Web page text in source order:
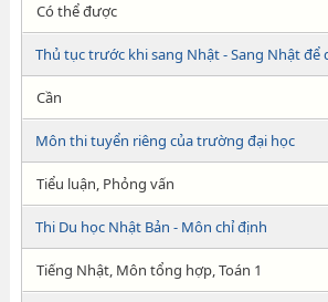
Có thể được
Thủ tục trước khi sang Nhật - Sang Nhật để
Cần
Môn thi tuyển riêng của trường đại học
Tiểu luận, Phỏng vấn
Thi Du học Nhật Bản - Môn chỉ định
Tiếng Nhật, Môn tổng hợp, Toán 1